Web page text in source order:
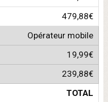
479,88€
Opérateur mobile
19,99€
239,88€
TOTAL